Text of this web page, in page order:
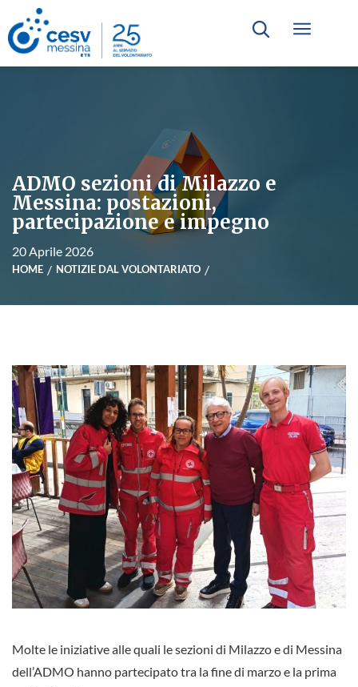
ADMO sezioni di Milazzo e
Messina: postazioni,
partecipazione e impegno
20 Aprile 2026
HOME NOTIZIE DAL VOLONTARIATO
Molte le iniziative alle quali le sezioni di Milazzo e di Messina
dell’ADMO hanno partecipato tra la fine di marzo e la prima